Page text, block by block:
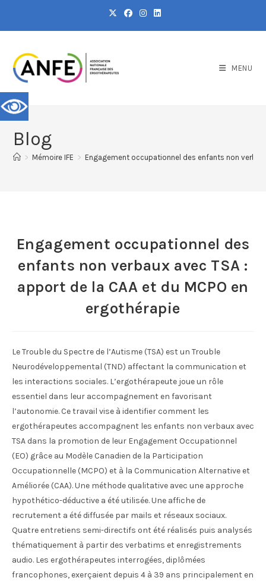
MENU
Blog
> Mémoire IFE > Engagement occupationnel des enfants non
Engagement occupationnel des
enfants non verbaux avec TSA :
apport de la CAA et du MCPO en
ergothérapie
Le Trouble du Spectre de l’Autisme (TSA) est un Trouble
Neurodéveloppemental (TND) affectant la communication et
les interactions sociales. L’ergothérapeute joue un rôle
essentiel dans leur accompagnement en favorisant
l’autonomie. Ce travail vise à identifier comment les
ergothérapeutes accompagnent les enfants non verbaux avec
TSA dans la promotion de leur Engagement Occupationnel
(EO) grâce au Modèle Canadien de la Participation
Occupationnelle (MCPO) et à la Communication Alternative et
Améliorée (CAA). Une méthode qualitative avec une approche
hypothético-déductive a été utilisée. Une affiche de
recrutement a été diffusée par mails et réseaux sociaux.
Quatre entretiens semi-directifs ont été réalisés puis analysés
thématiquement à partir des verbatims et enregistrements
audio. Les ergothérapeutes interrogées, diplômées
francophones, exerçaient depuis 4 à 39 ans principalement en